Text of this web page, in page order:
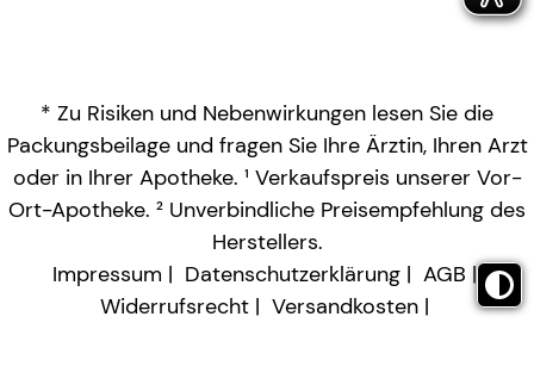
* Zu Risiken und Nebenwirkungen lesen Sie die
Packungsbeilage und fragen Sie Ihre Ärztin, Ihren Arzt
oder in Ihrer Apotheke. ¹ Verkaufspreis unserer Vor-
Ort-Apotheke. ² Unverbindliche Preisempfehlung des
Herstellers.
Impressum
Datenschutzerklärung
AGB
Widerrufsrecht
Versandkosten